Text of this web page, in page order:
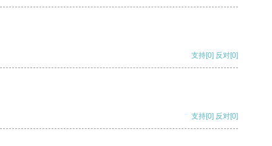
支持[0] 反对[0]
支持[0] 反对[0]